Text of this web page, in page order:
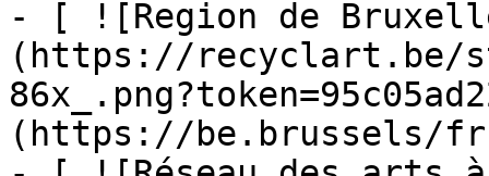
- [ ![Region de
(https://recyclart.be/
(https://be.brussels/